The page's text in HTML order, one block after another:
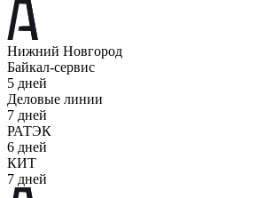
Нижний Новгород
Байкал-сервис
5 дней
Деловые линии
7 дней
РАТЭК
6 дней
КИТ
7 дней